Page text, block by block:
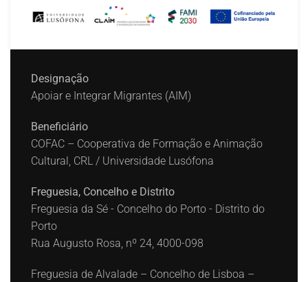
Designação
Apoiar e Integrar Migrantes (AIM)
Beneficiário
COFAC – Cooperativa de Formação e Animação
Cultural, CRL / Universidade Lusófona
Freguesia, Concelho e Distrito
Freguesia da Sé - Concelho do Porto - Distrito do
Porto
Rua Augusto Rosa, nº 24, 4000-098
Freguesia de Alvalade – Concelho de Lisboa –